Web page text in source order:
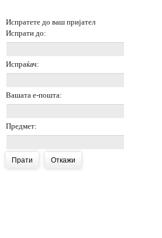
Испратете до ваш пријател
Испрати до:
Испраќач:
Вашата е-пошта:
Предмет:
Прати Откажи